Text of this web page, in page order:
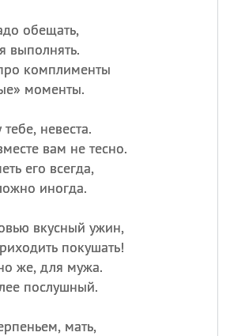
обещать,
выполнять.
комплименты
моменты.
невеста.
вам не тесно.
его всегда,
иногда.
вкусный ужин,
покушать!
же, для мужа.
послушный.
мать,